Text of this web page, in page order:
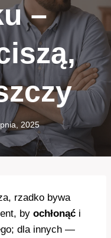
–
2025
rzadko bywa
by ochłonąć i
dla innych —